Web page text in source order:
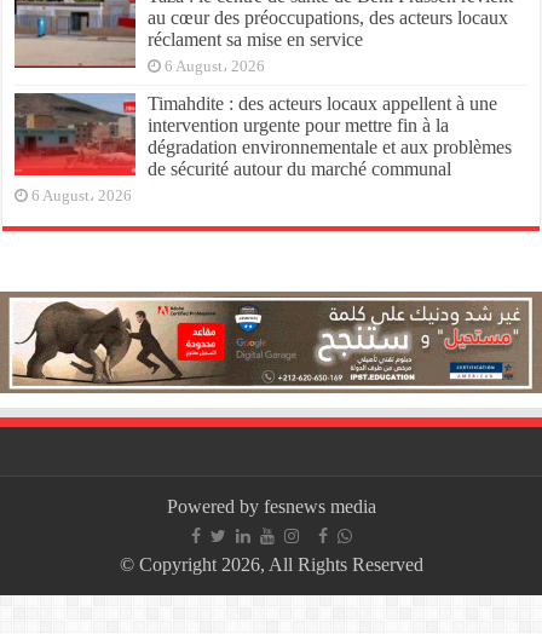
au cœur des préoccupations, des acteurs locaux
réclament sa mise en service
6 August، 2026
Timahdite : des acteurs locaux appellent à une
intervention urgente pour mettre fin à la
dégradation environnementale et aux problèmes
de sécurité autour du marché communal
6 August، 2026
Powered by fesnews media
© Copyright 2026, All Rights Reserved